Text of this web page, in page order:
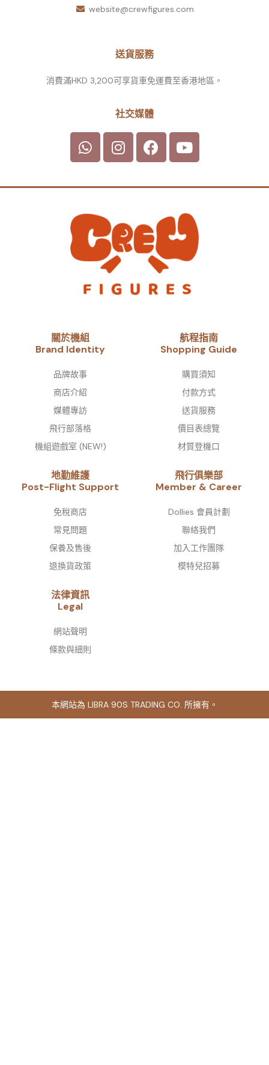
website@crewfigures.com
送貨服務
消費滿HKD 3,200可享貨車免運費至香港地區。
社交媒體
關於機組
Brand Identity​
品牌故事​
商店介紹
媒體專訪
飛行部落格
機組遊戲室 (NEW!)
航程指南
Shopping Guide
購買須知
付款方式
送貨服務
價目表總覽
材質登機口
地勤維護
Post-Flight Support
免稅商店
常見問題
保養及售後
退換貨政策
飛行俱樂部
Member & Career
Dollies 會員計劃
聯絡我們
加入工作團隊
模特兒招募
法律資訊
Legal
網站聲明
條款與細則
本網站為 LIBRA 90S TRADING CO. 所擁有。